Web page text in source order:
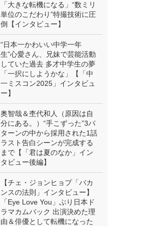
「大きな転機になる」“数ミリ
単位のこだわり”特撮技術に圧
倒【インタビュー】
“日本一かわいい中学一年
生”心愛さん、兄妹で芸能活動
していた過去 多才中学生の夢
「一択にしようかな」【「中
一ミスコン2025」インタビュ
ー】
奥智哉＆杢代和人（原因は自
分にある。）“手こずった”3パ
ターンの中から採用された1話
ラスト告白シーンが完成する
まで【「君は夏のなか」イン
タビュー後編】
【チェ・ジョンヒョプ「バカ
ンスの法則」インタビュー】
「Eye Love You」ぶり日本ド
ラマカムバック 出演決めた理
由＆俳優として転機になった